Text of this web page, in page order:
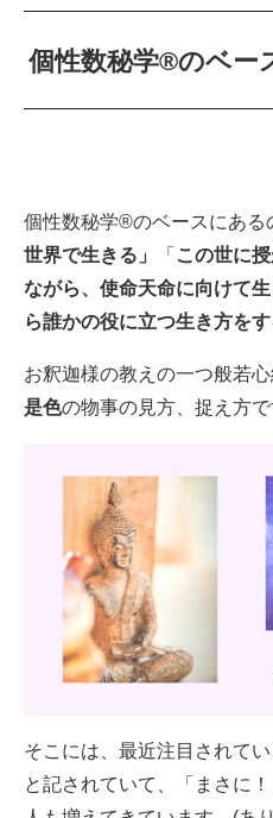
個性数秘学®のベー
個性数秘学®のベースにある
世界で生きる」
「 この世に
ながら、使命天命に向けて
ら誰かの役に立つ生き方を
お釈迦様の教えの一つ般若心
是色の物事の見方、捉え方で
そこには、最近注目されて
と記されていて、「まさに